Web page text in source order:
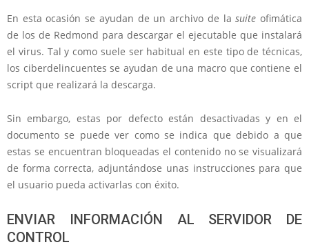
En esta ocasión se ayudan de un archivo de lasuite ofimática
de los de Redmond para descargar el ejecutable que instalará
el virus. Tal y como suele ser habitual en este tipo de técnicas,
los ciberdelincuentes se ayudan de una macro que contiene el
script que realizará la descarga.
Sin embargo, estas por defecto están desactivadas y en el
documento se puede ver como se indica que debido a que
estas se encuentran bloqueadas el contenido no se visualizará
de forma correcta, adjuntándose unas instrucciones para que
el usuario pueda activarlas con éxito.
ENVIAR INFORMACIÓN AL SERVIDOR DE
CONTROL